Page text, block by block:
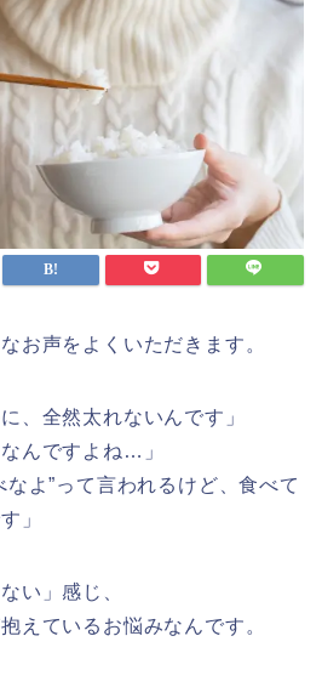
お声をよくいただきます。
、全然太れないんです」
んですよね…」
なよ”って言われるけど、食べて
」
い」感じ、
えているお悩みなんです。